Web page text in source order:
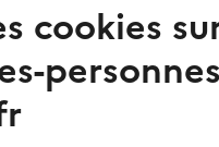
par département
à domicile (aide et soins)
: liste des
cookies